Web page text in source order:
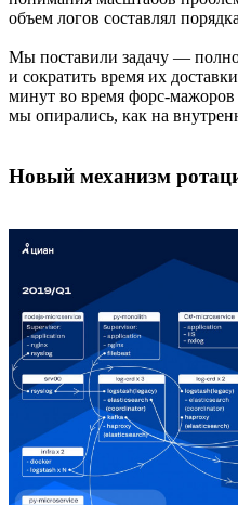
объем логов составлял
Мы поставили задачу —
и сократить время их
минут во время форс-
мы опирались, как на
Новый механизм